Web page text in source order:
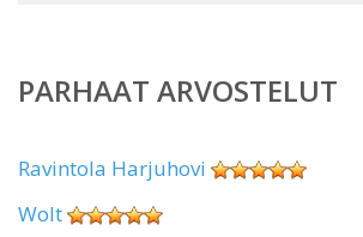
PARHAAT ARVOSTELUT
Ravintola Harjuhovi
Wolt